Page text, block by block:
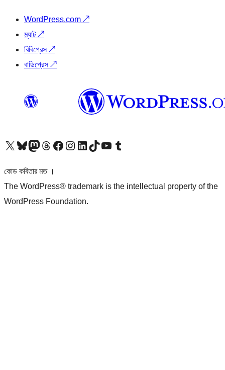
WordPress.com ↗
ম্যাট↗
বিবিপ্রেস↗
বাডিপ্রেস↗
আমাদের X (আগের টুইটার) অ্যাকাউন্টে যানআমাদের Bluesky অ্যাকাউন্টটি দেখুনআমাদের মাস্টোডন অ্যাকাউন্টটি দেখুনআমাদের থ্রেডস অ্যাকাউন্টটি দেখুনআমাদের ফেসবুক পেজ দেখুনআমাদের ইন্সটাগ্রাম অ্যাকাউন্ট দেখুনআমাদের লিঙ্কডইন অ্যাকাউন্টে যানআমাদের TikTok অ্যাকাউন্টটি দেখুনআমাদের ইউটিউব চ্যানেলে যান আমাদের টাম্বলার অ্যাকাউন্ট দেখুন
কোড কবিতার মত ।
The WordPress® trademark is the intellectual property of the
WordPress Foundation.